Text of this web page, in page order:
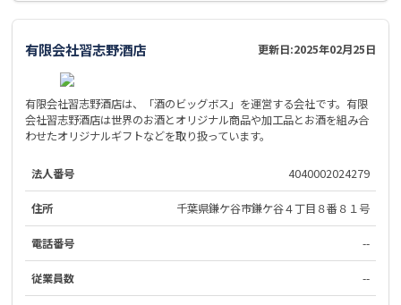
有限会社習志野酒店 更新日:2025年02月25日
有限会社習志野酒店は、「酒のビッグボス」を運営する会社です。有限
会社習志野酒店は世界のお酒とオリジナル商品や加工品とお酒を組み合
わせたオリジナルギフトなどを取り扱っています。
法人番号 4040002024279
住所 千葉県鎌ケ谷市鎌ケ谷４丁目８番８１号
電話番号 --
従業員数 --